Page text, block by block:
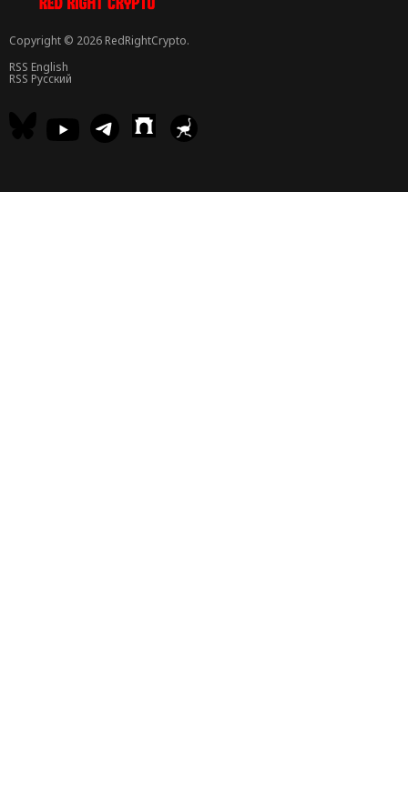
Copyright © 2026 RedRightCrypto.
RSS English
RSS Русский